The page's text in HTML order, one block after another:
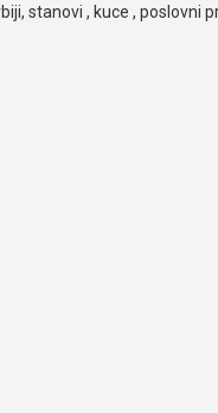
stanovi , kuce , poslovni